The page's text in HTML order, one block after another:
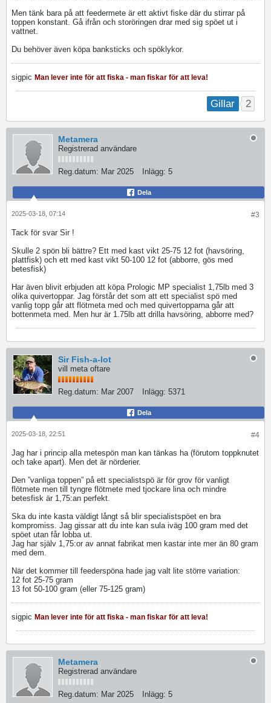
Men tänk bara på att feedermete är ett aktivt fiske där du stirrar på
toppen konstant. Gå ifrån och storöringen drar med sig spöet ut i
vattnet.
Du behöver även köpa banksticks och spöklykor.
sigpic Man lever inte för att fiska - man fiskar för att leva!
Gillar 2
Metamera
Registrerad användare
Reg.datum: Mar 2025 Inlägg: 5
Dela
#3
2025-03-18, 07:14
Tack för svar Sir !
Skulle 2 spön bli bättre? Ett med kast vikt 25-75 12 fot (havsöring,
plattfisk) och ett med kast vikt 50-100 12 fot (abborre, gös med
betesfisk)
Har även blivit erbjuden att köpa Prologic MP specialist 1,75lb med 3
olika quivertoppar. Jag förstår det som att ett specialist spö med
vanlig topp går att flötmeta med och med quivertopparna går att
bottenmeta med. Men hur är 1.75lb att drilla havsöring, abborre med?
Sir Fish-a-lot
vill meta oftare
Reg.datum: Mar 2007 Inlägg: 5371
Dela
#4
2025-03-18, 22:51
Jag har i princip alla metespön man kan tänkas ha (förutom toppknutet
och take apart). Men det är nörderier.
Den ”vanliga toppen” på ett specialistspö är för grov för vanligt
flötmete men till tyngre flötmete med tjockare lina och mindre
betesfisk är 1,75:an perfekt.
Ska du inte kasta väldigt långt så blir specialistspöet en bra
kompromiss. Jag gissar att du inte kan sula iväg 100 gram med det
spöet utan får lobba ut.
Jag har själv 1,75:or av annat fabrikat men kastar inte mer än 80 gram
med dem.
När det kommer till feederspöna hade jag valt lite större variation:
12 fot​ 25-75 gram
13 fot 50-100 gram (eller 75-125 gram)
sigpic Man lever inte för att fiska - man fiskar för att leva!
Metamera
Registrerad användare
Reg.datum: Mar 2025 Inlägg: 5